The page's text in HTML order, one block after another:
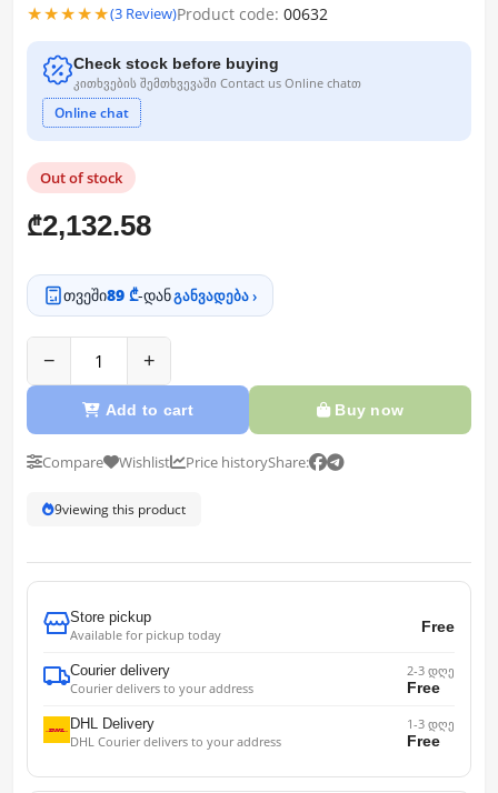
★★★★★(3 Review)Product code: 00632
Check stock before buying
კითხვების შემთხვევაში Contact us Online chatთ
Online chat
Out of stock
₾2,132.58
თვეში89 ₾-დანგანვადება ›
− +
Add to cart Buy now
Compare Wishlist Price historyShare:
9viewing this product
Store pickup
Available for pickup today
Free
Courier delivery
Courier delivers to your address
2-3 დღე
Free
DHL Delivery
DHL Courier delivers to your address
1-3 დღე
Free